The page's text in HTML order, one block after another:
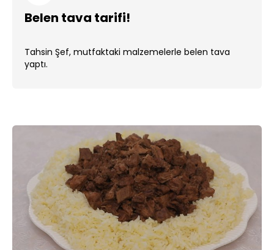
Belen tava tarifi!
Tahsin Şef, mutfaktaki malzemelerle belen tava
yaptı.